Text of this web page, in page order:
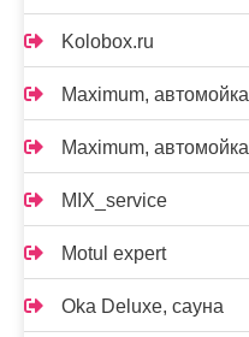
Kolobox.ru
Maximum, автомойка
Maximum, автомойка
MIX_service
Motul expert
Oka Deluxe, сауна